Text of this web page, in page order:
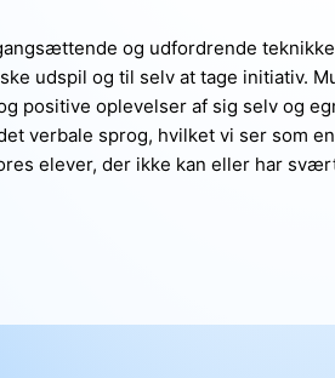
og udfordrende
udspil og til selv at tage initiativ.
positive oplevelser af sig selv og
verbale sprog, hvilket vi ser som
elever, der ikke kan eller har